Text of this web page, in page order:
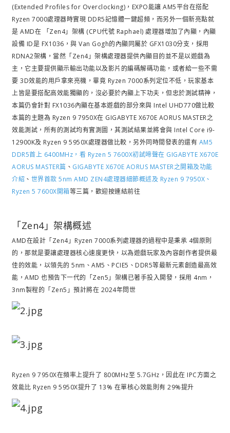
(Extended Profiles for Overclocking)，EXPO能讓 AM5平台在搭配
Ryzen 7000處理器時實現 DDR5記憶體一鍵超頻，而另外一個新亮點就
是 AMD在 「Zen4」架構 (CPU代號 Raphael) 處理器增加了內顯，內顯
設備 ID是 FX1036，與 Van Gogh的內顯同屬於 GFX1030分支，採用
RDNA2架構，當然「Zen4」架構處理器提供內顯目的並不是以遊戲為
主，它主要提供顯示輸出功能以及影片的編碼解碼功能，或者給一些不需
要 3D效能的用戶拿來亮機，畢竟 Ryzen 7000系列定位不低，玩家基本
上皆是要搭配高效能獨顯的，沒必要於內顯上下功夫， 但忠於測試精神，
本篇仍會針對 FX1036內顯在基本遊戲的部分來與 Intel UHD770做比較
本篇的主題為 Ryzen 9 7950X在 GIGABYTE X670E AORUS MASTER之
效能測試，所有的測試均有實測圖，其測試結果並將會與 Intel Core i9-
12900K及 Ryzen 9 5950X處理器做比較，另外同時間發表的還有 AM5
DDR5首上 6400MHz，看 Ryzen 5 7600X初試啼聲在 GIGABYTE X670E
AORUS MASTER篇 、 GIGABYTE X670E AORUS MASTER之開箱及功能
介紹 、 世界首款 5nm AMD ZEN4處理器細節概述及 Ryzen 9 7950X、
Ryzen 5 7600X開箱等三篇，歡迎按連結前往
「Zen4」架構概述
AMD在設計「Zen4」Ryzen 7000系列處理器的過程中是秉承 4個原則
的，那就是要讓處理器核心速度更快，以為遊戲玩家及內容創作者提供最
佳的效能，以領先的 5nm、AM5、PCIE5、DDR5等最新元素創造最高效
能，AMD 也預告下一代的「Zen5」架構已著手投入開發，採用 4nm，
3nm製程的「Zen5」預計將在 2024年問世
Ryzen 9 7950X在頻率上提升了 800MHz至 5.7GHz，因此在 IPC方面之
效能比 Ryzen 9 5950X提升了 13% 在單核心效能則有 29%提升